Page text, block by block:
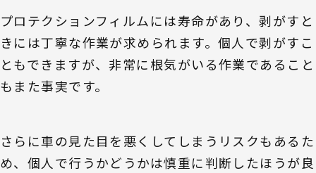
プロテクションフィルムには寿命があり、剥がすと
きには丁寧な作業が求められます。個人で剥がすこ
ともできますが、非常に根気がいる作業であること
もまた事実です。
さらに車の見た目を悪くしてしまうリスクもあるた
め、個人で行うかどうかは慎重に判断したほうが良